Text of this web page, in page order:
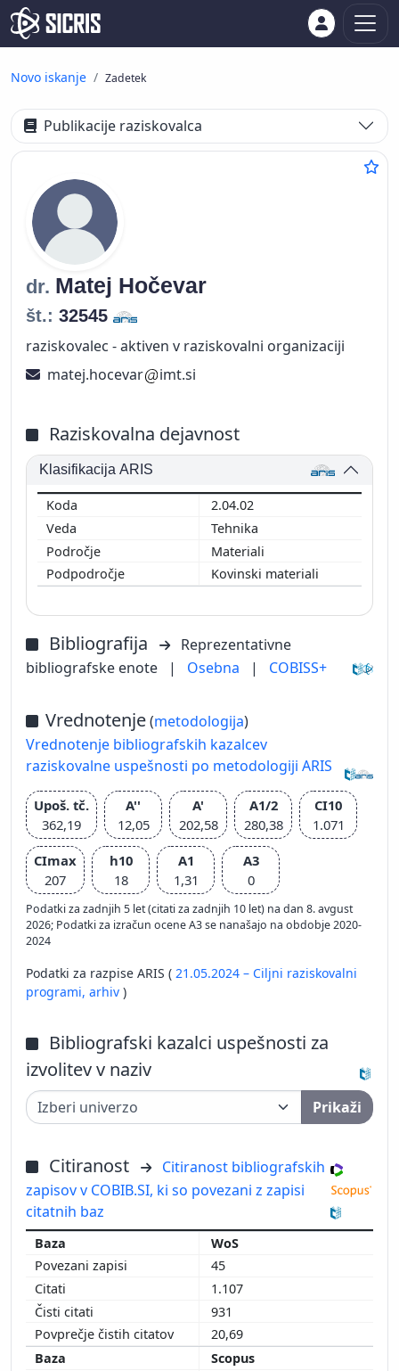
Novo iskanje Zadetek
Publikacije raziskovalca
dr. Matej Hočevar
št.: 32545
raziskovalec - aktiven v raziskovalni organizaciji
matej.hocevar
imt.si
Raziskovalna dejavnost
Klasifikacija ARIS
2.04.02
Tehnika
Materiali
Kovinski materiali
Bibliografija
Reprezentativne
bibliografske enote
| Osebna | COBISS+
Vrednotenje(metodologija)
Vrednotenje bibliografskih kazalcev
raziskovalne uspešnosti po metodologiji ARIS
Upoš. tč.
362,19
A''
12,05
A'
202,58
A1/2
280,38
CI10
1.071
CImax
207
h10
18
A1
1,31
A3
0
Podatki za zadnjih 5 let (citati za zadnjih 10 let) na dan 8. avgust
2026; Podatki za izračun ocene A3 se nanašajo na obdobje 2020-
2024
Podatki za razpise ARIS ( 21.05.2024 – Ciljni raziskovalni
programi, arhiv )
Bibliografski kazalci uspešnosti za
izvolitev v naziv
Prikaži
Citiranost
Citiranost bibliografskih
zapisov v COBIB.SI, ki so povezani z zapisi
citatnih baz
WoS
45
1.107
931
20,69
Scopus